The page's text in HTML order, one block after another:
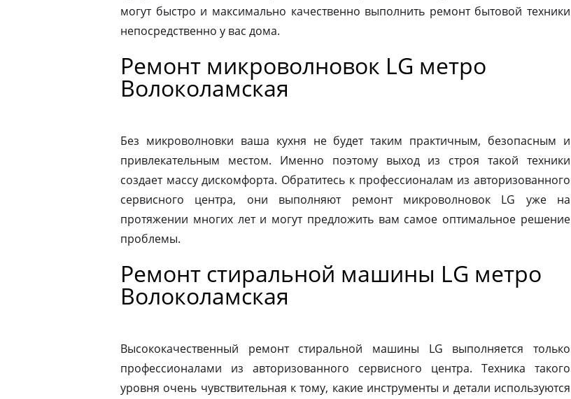
могут быстро и максимально качественно выполнить ремонт бытовой техники
непосредственно у вас дома.
Ремонт микроволновок LG метро
Волоколамская
Без микроволновки ваша кухня не будет таким практичным, безопасным и
привлекательным местом. Именно поэтому выход из строя такой техники
создает массу дискомфорта. Обратитесь к профессионалам из авторизованного
сервисного центра, они выполняют ремонт микроволновок LG уже на
протяжении многих лет и могут предложить вам самое оптимальное решение
проблемы.
Ремонт стиральной машины LG метро
Волоколамская
Высококачественный ремонт стиральной машины LG выполняется только
профессионалами из авторизованного сервисного центра. Техника такого
уровня очень чувствительная к тому, какие инструменты и детали используются